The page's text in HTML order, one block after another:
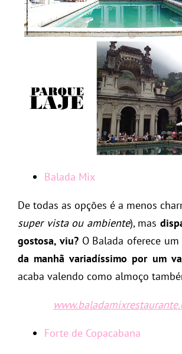
Balada Mix
De todas as opções é a menos
super vista ou ambiente), mas
gostosa, viu?O Balada oferece um
da manhã variadíssimo por um
acaba valendo como almoço
Forte de Copacabana